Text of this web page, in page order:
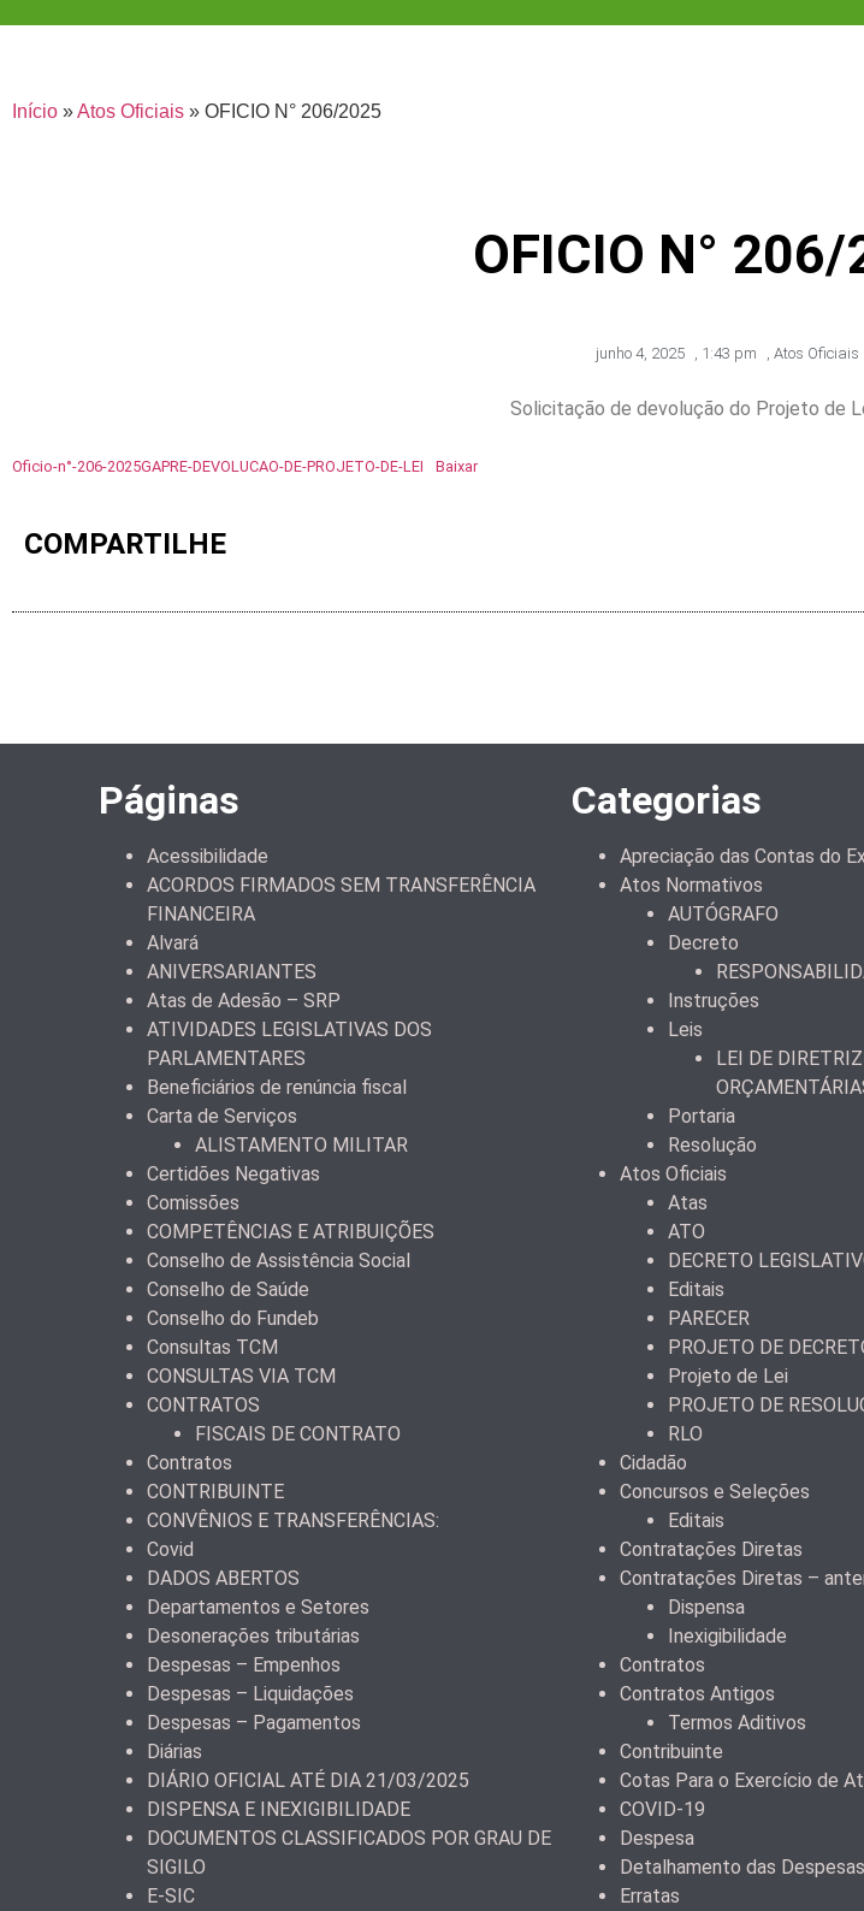
Início »Atos Oficiais » OFICIO N° 206/2025
OFICIO N°
junho 4, 2025 , 1:43 pm , Atos Oficiais
Solicitação de devolução do Projeto de
Oficio-n°-206-2025GAPRE-DEVOLUCAO-DE-PROJETO-DE-LEI Baixar
COMPARTILHE
Páginas
Acessibilidade
ACORDOS FIRMADOS SEM TRANSFERÊNCIA
FINANCEIRA
Alvará
ANIVERSARIANTES
Atas de Adesão – SRP
ATIVIDADES LEGISLATIVAS DOS
PARLAMENTARES
Beneficiários de renúncia fiscal
Carta de Serviços
ALISTAMENTO MILITAR
Certidões Negativas
Comissões
COMPETÊNCIAS E ATRIBUIÇÕES
Conselho de Assistência Social
Conselho de Saúde
Conselho do Fundeb
Consultas TCM
CONSULTAS VIA TCM
CONTRATOS
FISCAIS DE CONTRATO
Contratos
CONTRIBUINTE
CONVÊNIOS E TRANSFERÊNCIAS:
Covid
DADOS ABERTOS
Departamentos e Setores
Desonerações tributárias
Despesas – Empenhos
Despesas – Liquidações
Despesas – Pagamentos
Diárias
DIÁRIO OFICIAL ATÉ DIA 21/03/2025
DISPENSA E INEXIGIBILIDADE
DOCUMENTOS CLASSIFICADOS POR GRAU DE
SIGILO
E-SIC
Categorias
Apreciação das Contas do
Atos Normativos
AUTÓGRAFO
Decreto
Instruções
Leis
LEI DE
Portaria
Resolução
Atos Oficiais
Atas
ATO
DECRETO
Editais
PARECER
PROJETO DE
Projeto de Lei
PROJETO DE
RLO
Cidadão
Concursos e Seleções
Editais
Contratações Diretas
Contratações Diretas –
Dispensa
Inexigibilidade
Contratos
Contratos Antigos
Termos Aditivos
Contribuinte
Cotas Para o Exercício de
COVID-19
Despesa
Detalhamento das Despesas
Erratas